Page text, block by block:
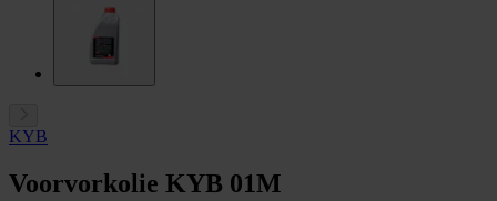
KYB
Voorvorkolie KYB 01M